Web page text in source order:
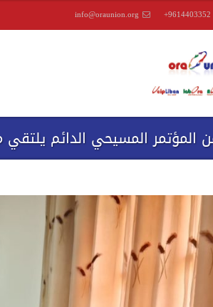
info@oraunion.org +9614403352
المؤتمر المسيحي الدائم